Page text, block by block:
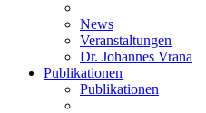
News
Veranstaltungen
Dr. Johannes Vrana
Publikationen
Publikationen